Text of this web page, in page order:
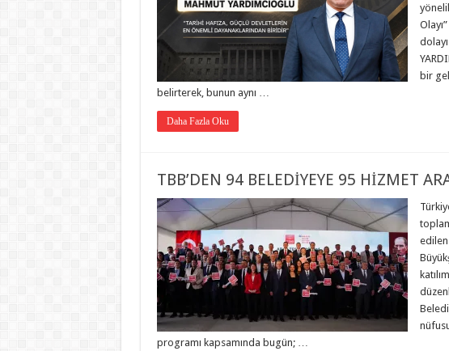
bir
belirterek, bunun aynı …
Daha Fazla Oku
TBB’DEN 94 BELEDİYEYE 95 HİZMET
edilen
programı kapsamında bugün; …